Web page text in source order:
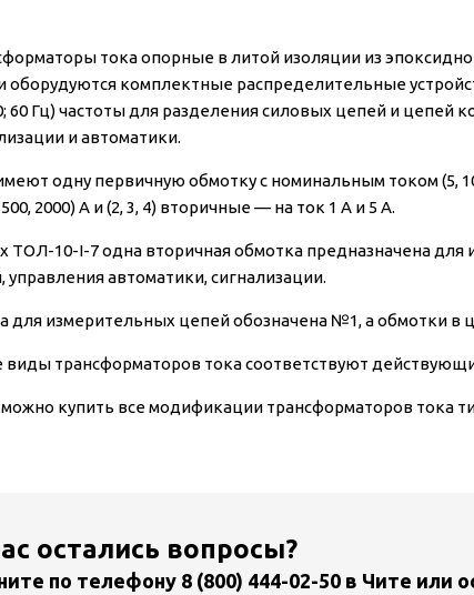
тока опорные в литой изоляции из
оборудуются комплектные распределительные
60 Гц) частоты для разделения силовых цепей и цепей
и автоматики.
одну первичную обмотку с номинальным током (5, 10,
2000) А и (2, 3, 4) вторичные — на ток 1 А и 5 А.
ТОЛ-10-I-7 одна вторичная обмотка предназначена
автоматики, сигнализации.
для измерительных цепей обозначена №1, а обмотки
виды трансформаторов тока соответствуют
купить все модификации трансформаторов тока
остались вопросы?
по телефону 8 (800) 444-02-50 в Чите или